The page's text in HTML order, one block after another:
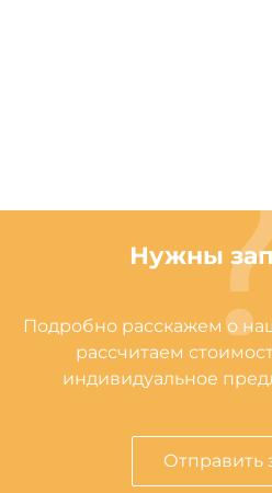
Нужны
Подробно расскажем о
рассчитаем
индивидуальное
Отправить